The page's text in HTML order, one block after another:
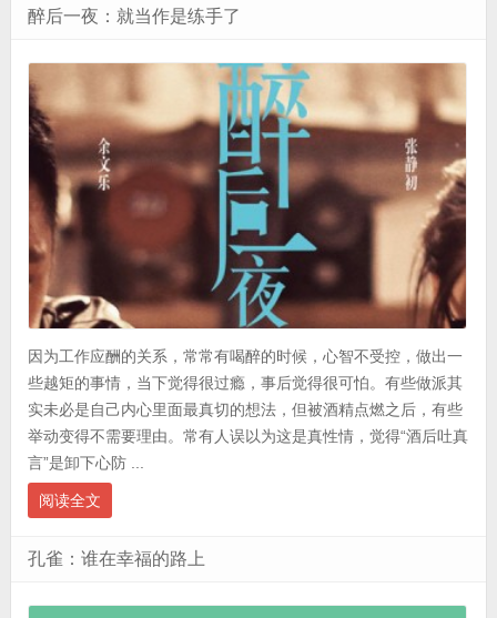
醉后一夜：就当作是练手了
因为工作应酬的关系，常常有喝醉的时候，心智不受控，做出一
些越矩的事情，当下觉得很过瘾，事后觉得很可怕。有些做派其
实未必是自己内心里面最真切的想法，但被酒精点燃之后，有些
举动变得不需要理由。常有人误以为这是真性情，觉得“酒后吐真
言”是卸下心防 ...
阅读全文
孔雀：谁在幸福的路上